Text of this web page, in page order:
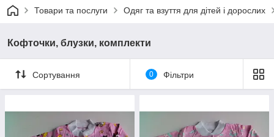
Товари та послуги Одяг та взуття для дітей і дорослих
Кофточки, блузки, комплекти
Сортування 0 Фільтри